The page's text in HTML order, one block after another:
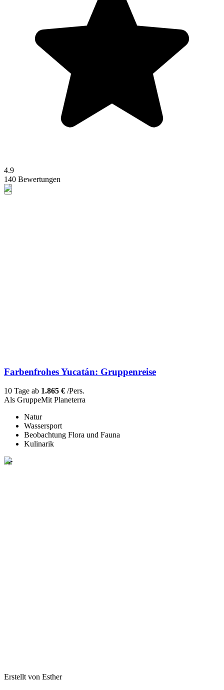
4.9
140 Bewertungen
Farbenfrohes Yucatán: Gruppenreise
10 Tage ab 1.865 € /Pers.
Als GruppeMit Planeterra
Natur
Wassersport
Beobachtung Flora und Fauna
Kulinarik
Erstellt von Esther